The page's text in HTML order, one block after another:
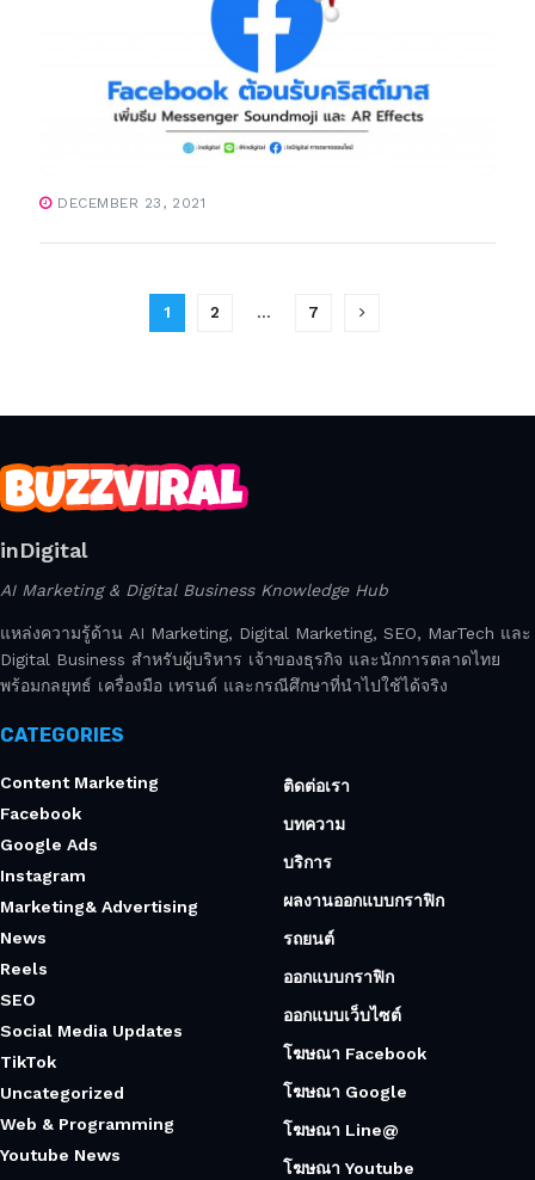
DECEMBER 23, 2021
1 2 … 7
inDigital
AI Marketing & Digital Business Knowledge Hub
แหล่งความรู้ด้าน AI Marketing, Digital Marketing, SEO, MarTech และ
Digital Business สำหรับผู้บริหาร เจ้าของธุรกิจ และนักการตลาดไทย
พร้อมกลยุทธ์ เครื่องมือ เทรนด์ และกรณีศึกษาที่นำไปใช้ได้จริง
CATEGORIES
Content Marketing
Facebook
Google Ads
Instagram
Marketing& Advertising
News
Reels
SEO
Social Media Updates
TikTok
Uncategorized
Web & Programming
Youtube News
ติดต่อเรา
บทความ
บริการ
ผลงานออกแบบกราฟิก
รถยนต์
ออกแบบกราฟิก
ออกแบบเว็บไซต์
โฆษณา Facebook
โฆษณา Google
โฆษณา Line@
โฆษณา Youtube